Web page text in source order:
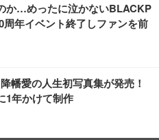
か…めったに泣かないBLACKP
周年イベント終了しファンを前
幡愛の人生初写真集が発売！
1年かけて制作